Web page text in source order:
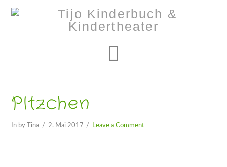
Pltzchen
In by Tina 2. Mai 2017 Leave a Comment